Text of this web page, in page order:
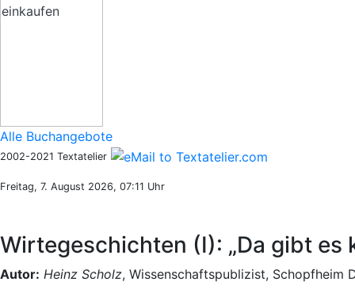
Alle Buchangebote
2002-2021 Textatelier
Freitag, 7. August 2026, 07:11 Uhr
Wirtegeschichten (I): „Da gibt es
Autor: Heinz Scholz, Wissenschaftspublizist, Schopfheim